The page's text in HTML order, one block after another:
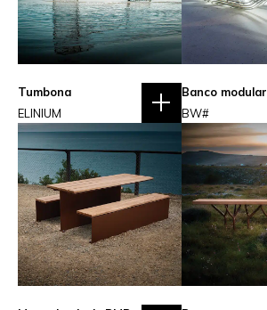
Tumbona
ELINIUM
Banco modular
BW#